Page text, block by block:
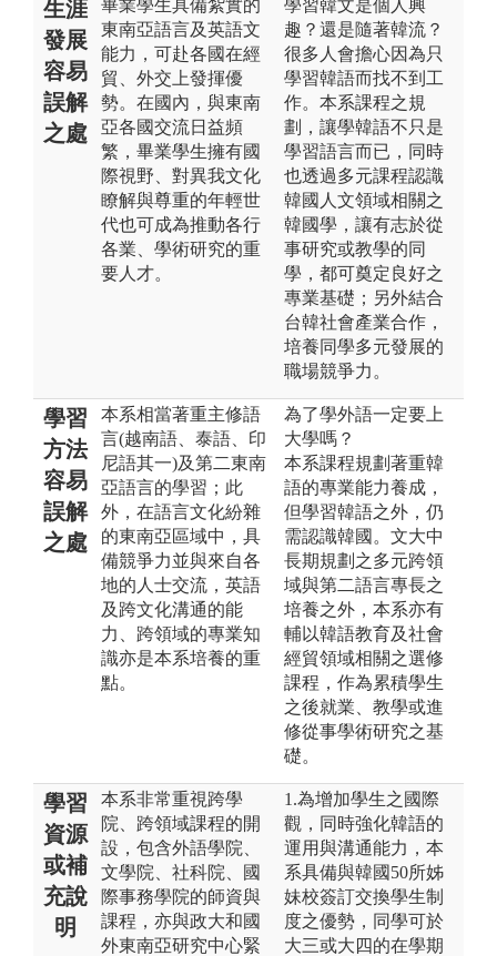
生涯
發展
容易
誤解
之處
畢業學生具備紮實的
東南亞語言及英語文
能力，可赴各國在經
貿、外交上發揮優
勢。在國內，與東南
亞各國交流日益頻
繁，畢業學生擁有國
際視野、對異我文化
瞭解與尊重的年輕世
代也可成為推動各行
各業、學術研究的重
要人才。
學習韓文是個人興
趣？還是隨著韓流？
很多人會擔心因為只
學習韓語而找不到工
作。本系課程之規
劃，讓學韓語不只是
學習語言而已，同時
也透過多元課程認識
韓國人文領域相關之
韓國學，讓有志於從
事研究或教學的同
學，都可奠定良好之
專業基礎；另外結合
台韓社會產業合作，
培養同學多元發展的
職場競爭力。
學習
方法
容易
誤解
之處
本系相當著重主修語
言(越南語、泰語、印
尼語其一)及第二東南
亞語言的學習；此
外，在語言文化紛雜
的東南亞區域中，具
備競爭力並與來自各
地的人士交流，英語
及跨文化溝通的能
力、跨領域的專業知
識亦是本系培養的重
點。
為了學外語一定要上
大學嗎？
本系課程規劃著重韓
語的專業能力養成，
但學習韓語之外，仍
需認識韓國。文大中
長期規劃之多元跨領
域與第二語言專長之
培養之外，本系亦有
輔以韓語教育及社會
經貿領域相關之選修
課程，作為累積學生
之後就業、教學或進
修從事學術研究之基
礎。
學習
資源
或補
充說
明
本系非常重視跨學
院、跨領域課程的開
設，包含外語學院、
文學院、社科院、國
際事務學院的師資與
課程，亦與政大和國
外東南亞研究中心緊
1.為增加學生之國際
觀，同時強化韓語的
運用與溝通能力，本
系具備與韓國50所姊
妹校簽訂交換學生制
度之優勢，同學可於
大三或大四的在學期